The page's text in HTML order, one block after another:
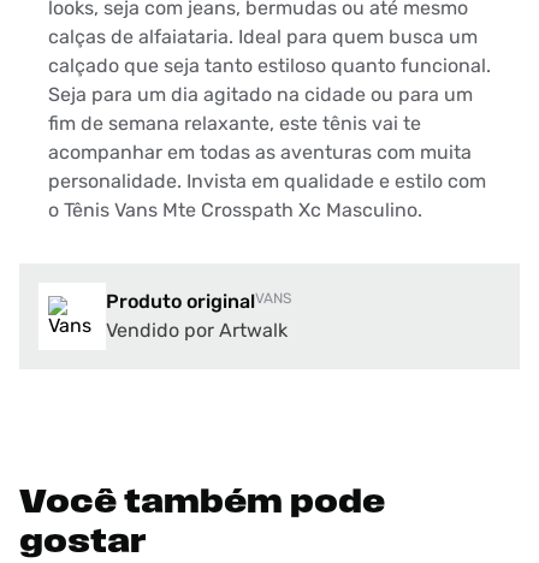
looks, seja com jeans, bermudas ou até mesmo
calças de alfaiataria. Ideal para quem busca um
calçado que seja tanto estiloso quanto funcional.
Seja para um dia agitado na cidade ou para um
fim de semana relaxante, este tênis vai te
acompanhar em todas as aventuras com muita
personalidade. Invista em qualidade e estilo com
o Tênis Vans Mte Crosspath Xc Masculino.
Produto originalVANS
Vendido por Artwalk
Você também pode
gostar